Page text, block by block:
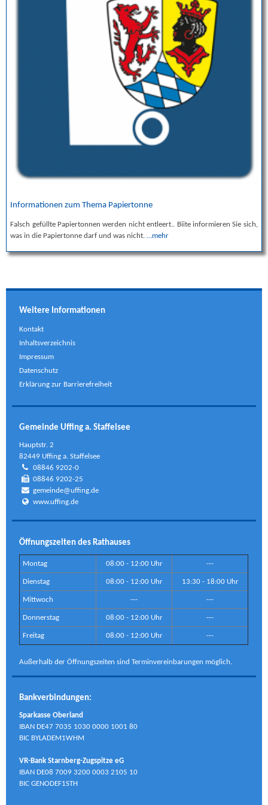
Informationen zum Thema Papiertonne
Falsch gefüllte Papiertonnen werden nicht entleert.. Biite informieren Sie sich,
was in die Papiertonne darf und was nicht.…mehr
Weitere Informationen
Kontakt
Inhaltsverzeichnis
Impressum
Datenschutz
Erklärung zur Barrierefreiheit
Gemeinde Uffing a. Staffelsee
Hauptstr. 2
82449 Uffing a. Staffelsee
08846 9202-0
08846 9202-25
gemeinde@uffing.de
www.uffing.de
Öffnungszeiten des Rathauses
Montag 08:00 - 12:00 Uhr ---
Dienstag 08:00 - 12:00 Uhr 13:30 - 18:00 Uhr
Mittwoch --- ---
Donnerstag 08:00 - 12:00 Uhr ---
Freitag 08:00 - 12:00 Uhr ---
Außerhalb der Öffnungszeiten sind Terminvereinbarungen möglich.
Bankverbindungen:
Sparkasse Oberland
IBAN DE47 7035 1030 0000 1001 80
BIC BYLADEM1WHM
VR-Bank Starnberg-Zugspitze eG
IBAN DE08 7009 3200 0003 2105 10
BIC GENODEF1STH